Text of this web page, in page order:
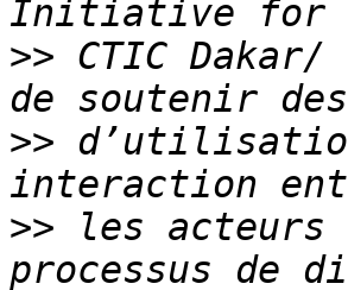
>> CTIC
>>
>> les acteurs